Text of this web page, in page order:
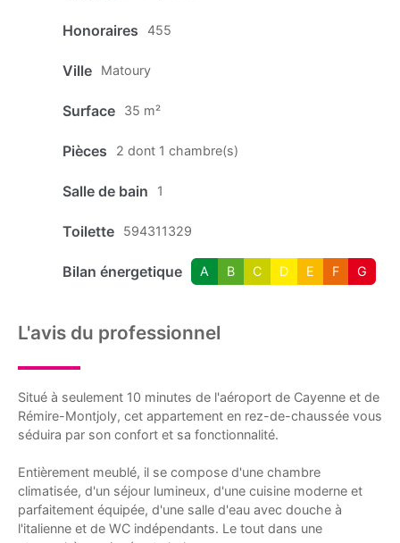
Honoraires 455
Ville Matoury
Surface 35 m²
Pièces 2 dont 1 chambre(s)
Salle de bain 1
Toilette 594311329
Bilan énergetique A B C D E F G
L'avis du professionnel
Situé à seulement 10 minutes de l'aéroport de Cayenne et de
Rémire-Montjoly, cet appartement en rez-de-chaussée vous
séduira par son confort et sa fonctionnalité.
Entièrement meublé, il se compose d'une chambre
climatisée, d'un séjour lumineux, d'une cuisine moderne et
parfaitement équipée, d'une salle d'eau avec douche à
l'italienne et de WC indépendants. Le tout dans une